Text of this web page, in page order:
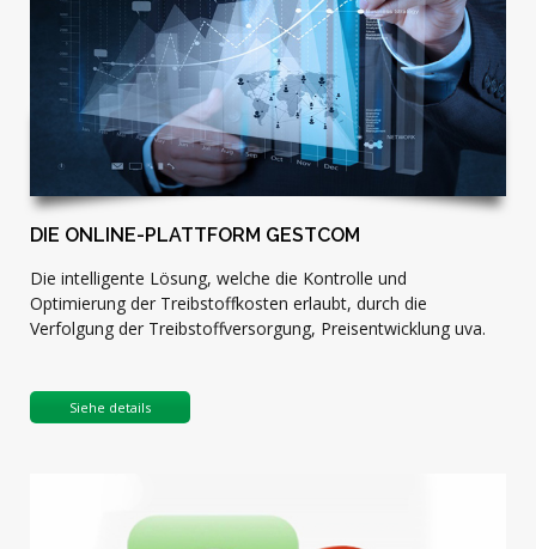
DIE ONLINE-PLATTFORM GESTCOM
Die intelligente Lösung, welche die Kontrolle und
Optimierung der Treibstoffkosten erlaubt, durch die
Verfolgung der Treibstoffversorgung, Preisentwicklung uva.
Siehe details